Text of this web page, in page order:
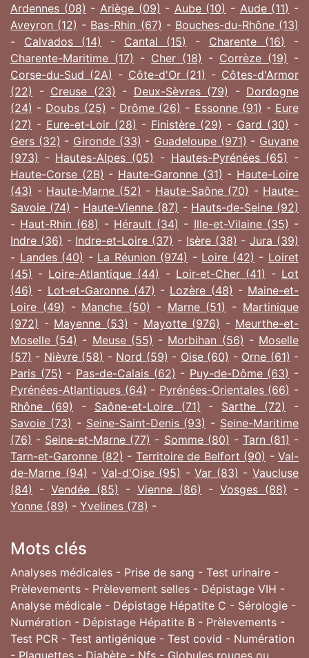
Ardennes (08) - Ariège (09) - Aube (10) - Aude (11) -
Aveyron (12) - Bas-Rhin (67) - Bouches-du-Rhône (13)
- Calvados (14) - Cantal (15) - Charente (16)
-
Charente-Maritime (17) - Cher (18) - Corrèze (19) -
Corse-du-Sud (2A) - Côte-d'Or (21) - Côtes-d'Armor
(22) - Creuse (23) - Deux-Sèvres (79) - Dordogne
(24) - Doubs (25) - Drôme (26) - Essonne (91) - Eure
(27) - Eure-et-Loir (28) - Finistère (29) - Gard (30) -
Gers (32) - Gironde (33) - Guadeloupe (971) - Guyane
(973) - Hautes-Alpes (05) - Hautes-Pyrénées (65) -
Haute-Corse (2B) - Haute-Garonne (31) - Haute-Loire
(43) - Haute-Marne (52) - Haute-Saône (70) - Haute-
Savoie (74) - Haute-Vienne (87) - Hauts-de-Seine (92)
- Haut-Rhin (68) - Hérault (34) - Ille-et-Vilaine (35) -
Indre (36) - Indre-et-Loire (37) - Isère (38) -Jura (39)
- Landes (40) - La Réunion (974) - Loire (42) - Loiret
(45) - Loire-Atlantique (44) - Loir-et-Cher (41) - Lot
(46) - Lot-et-Garonne (47) - Lozère (48) - Maine-et-
Loire (49) - Manche (50) - Marne (51) - Martinique
(972) - Mayenne (53) - Mayotte (976) - Meurthe-et-
Moselle (54) - Meuse (55) - Morbihan (56) - Moselle
(57) - Nièvre (58) - Nord (59) - Oise (60) - Orne (61) -
Paris (75) - Pas-de-Calais (62) - Puy-de-Dôme (63) -
Pyrénées-Atlantiques (64) - Pyrénées-Orientales (66) -
Rhône (69) - Saône-et-Loire (71) - Sarthe (72)
-
Savoie (73) - Seine-Saint-Denis (93) - Seine-Maritime
(76) - Seine-et-Marne (77) - Somme (80) - Tarn (81) -
Tarn-et-Garonne (82) - Territoire de Belfort (90) - Val-
de-Marne (94) - Val-d'Oise (95) -Var (83) -Vaucluse
(84) - Vendée (85) - Vienne (86) - Vosges (88) -
Yonne (89) - Yvelines (78) -
Mots clés
Analyses médicales - Prise de sang - Test urinaire -
Prèlevements - Prèlevement selles - Dépistage VIH -
Analyse médicale - Dépistage Hépatite C - Sérologie -
Numération - Dépistage Hépatite B - Prèlevements -
Test PCR - Test antigénique - Test covid - Numération
- Plaquettes - Diabète - Nfs - Globules rouges ou